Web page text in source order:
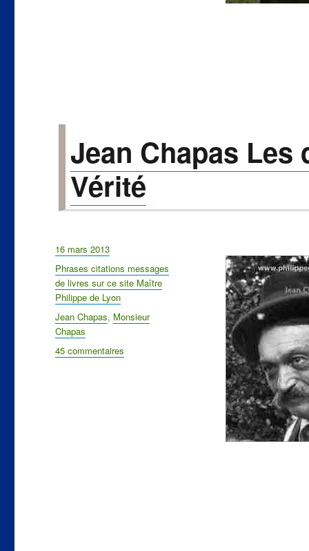
Jean Chapas Les
Vérité
Publié
le
16 mars 2013
Catégories
Phrases citations messages
de livres sur ce site Maître
Philippe de Lyon
Étiquettes
Jean Chapas, Monsieur
Chapas
45 commentaires